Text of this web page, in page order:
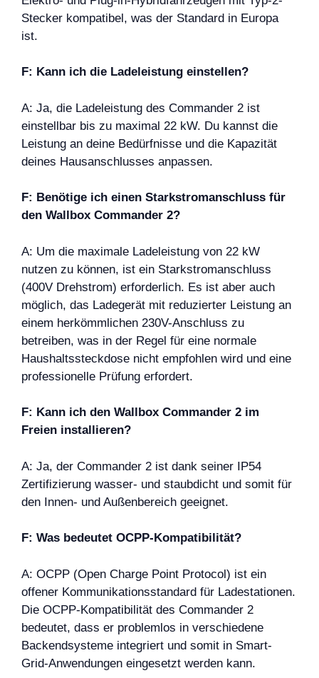
Stecker kompatibel, was der Standard in Europa
ist.
F: Kann ich die Ladeleistung einstellen?
A: Ja, die Ladeleistung des Commander 2 ist
einstellbar bis zu maximal 22 kW. Du kannst die
Leistung an deine Bedürfnisse und die Kapazität
deines Hausanschlusses anpassen.
F: Benötige ich einen Starkstromanschluss für
den Wallbox Commander 2?
A: Um die maximale Ladeleistung von 22 kW
nutzen zu können, ist ein Starkstromanschluss
(400V Drehstrom) erforderlich. Es ist aber auch
möglich, das Ladegerät mit reduzierter Leistung an
einem herkömmlichen 230V-Anschluss zu
betreiben, was in der Regel für eine normale
Haushaltssteckdose nicht empfohlen wird und eine
professionelle Prüfung erfordert.
F: Kann ich den Wallbox Commander 2 im
Freien installieren?
A: Ja, der Commander 2 ist dank seiner IP54
Zertifizierung wasser- und staubdicht und somit für
den Innen- und Außenbereich geeignet.
F: Was bedeutet OCPP-Kompatibilität?
A: OCPP (Open Charge Point Protocol) ist ein
offener Kommunikationsstandard für Ladestationen.
Die OCPP-Kompatibilität des Commander 2
bedeutet, dass er problemlos in verschiedene
Backendsysteme integriert und somit in Smart-
Grid-Anwendungen eingesetzt werden kann.